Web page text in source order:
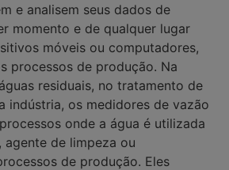
e analisem seus dados de
momento e de qualquer lugar
móveis ou computadores,
processos de produção. Na
residuais, no tratamento de
indústria, os medidores de vazão
onde a água é utilizada
de limpeza ou
de produção. Eles